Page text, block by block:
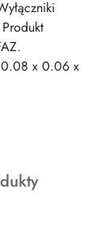
0.08 x 0.06 x